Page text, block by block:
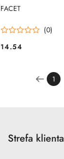
FACET
(0)
Cena:
14.54
1
Strefa klienta